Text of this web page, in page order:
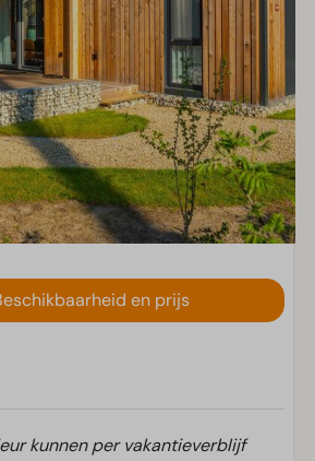
en prijs
kunnen per vakantieverblijf